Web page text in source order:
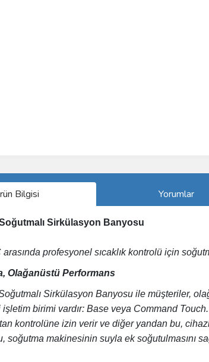
Bilgisi Yorumlar
Sirkülasyon Banyosu
arasında profesyonel sıcaklık kontrolü için
Olağanüstü Performans
Sirkülasyon Banyosu ile müşteriler,
birimi vardır: Base veya Command
kontrolüne izin verir ve diğer yandan bu,
soğutma makinesinin suyla ek soğutulmasını